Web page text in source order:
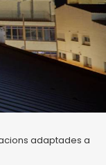
adaptades a